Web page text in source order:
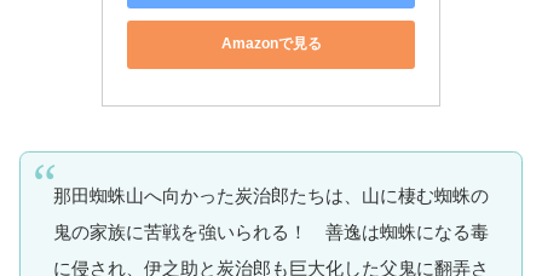
Amazonで見る
那田蜘蛛山へ向かった炭治郎たちは、山に棲む蜘蛛の
鬼の家族に苦戦を強いられる！ 善逸は蜘蛛になる毒
に侵され、伊之助と炭治郎も巨大化した父鬼に翻弄さ